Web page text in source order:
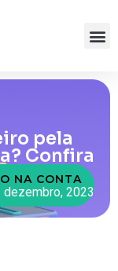
pela
Confira
NA CONTA
dezembro, 2023